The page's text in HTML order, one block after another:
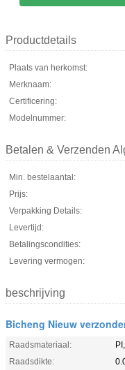
Productdetails
Plaats van herkomst:
Merknaam:
Certificering:
Modelnummer:
Betalen & Verzenden
Min. bestelaantal:
Prijs:
Verpakking Details:
Levertijd:
Betalingscondities:
Levering vermogen:
beschrijving
Bicheng Nieuw
Raadsmateriaal:
Raadsdikte: